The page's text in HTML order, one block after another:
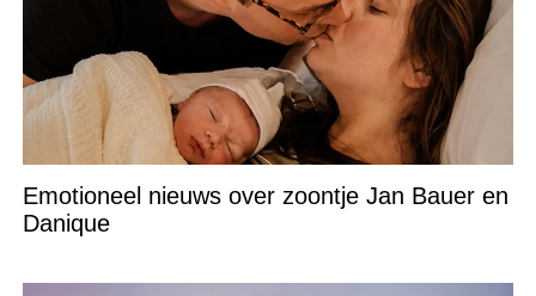
Emotioneel nieuws over zoontje Jan Bauer en
Danique